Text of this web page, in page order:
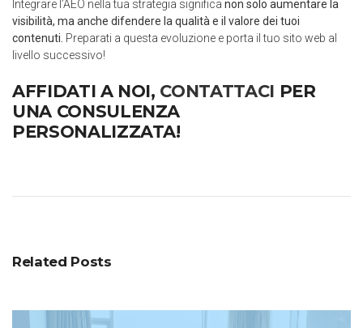
Integrare l’AEO nella tua strategia significa non solo aumentare la
visibilità, ma anche difendere la qualità e il valore dei tuoi
contenuti. Preparati a questa evoluzione e porta il tuo sito web al
livello successivo!
AFFIDATI A NOI, CONTATTACI PER
UNA CONSULENZA
PERSONALIZZATA!
Related Posts